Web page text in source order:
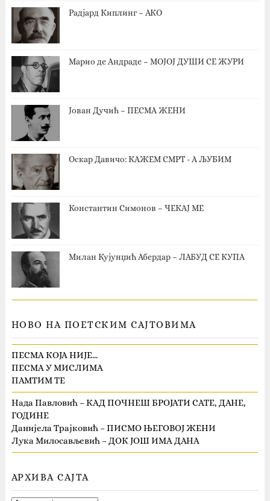
Радјард Киплинг – АКО
Марио де Андраде – МОЈОЈ ДУШИ СЕ ЖУРИ
Јован Дучић – ПЕСМА ЖЕНИ
Оскар Давичо‎: КАЖЕМ СМРТ - А ЉУБИМ
Константин Симонов – ЧЕКАЈ МЕ
Милан Кујунџић Абердар – ЛАБУД СЕ КУПА
НОВО НА ПОЕТСКИМ САЈТОВИМА
ПЕСМА КОЈА НИЈЕ…
ПЕСМА У МИСЛИМА
ПАМТИМ ТЕ
Нада Павловић – КАД ПОЧНЕШ БРОЈАТИ САТЕ, ДАНЕ,
ГОДИНЕ
Данијела Трајковић – ПИСМО ЊЕГОВОЈ ЖЕНИ
Лука Милосављевић – ДОК ЈОШ ИМА ДАНА
АРХИВА САЈТА